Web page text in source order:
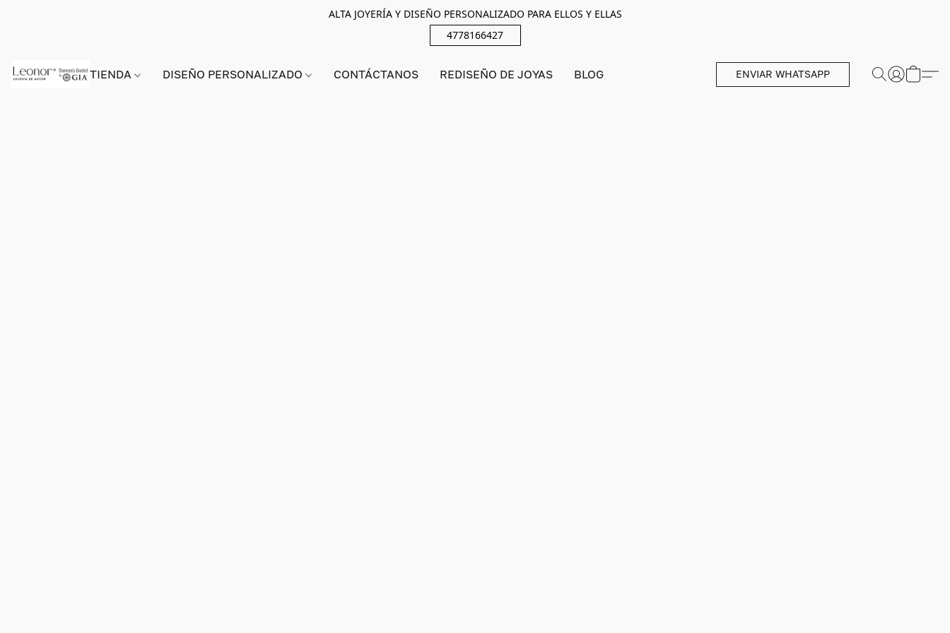
ALTA JOYERÍA Y DISEÑO PERSONALIZADO PARA ELLOS Y ELLAS
4778166427
TIENDA DISEÑO PERSONALIZADO CONTÁCTANOS REDISEÑO DE JOYAS BLOG ENVIAR WHATSAPP